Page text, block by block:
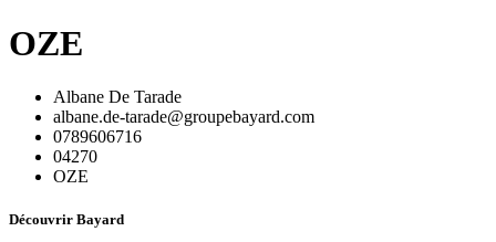
OZE
Albane De Tarade
albane.de-tarade@groupebayard.com
0789606716
04270
OZE
Découvrir Bayard